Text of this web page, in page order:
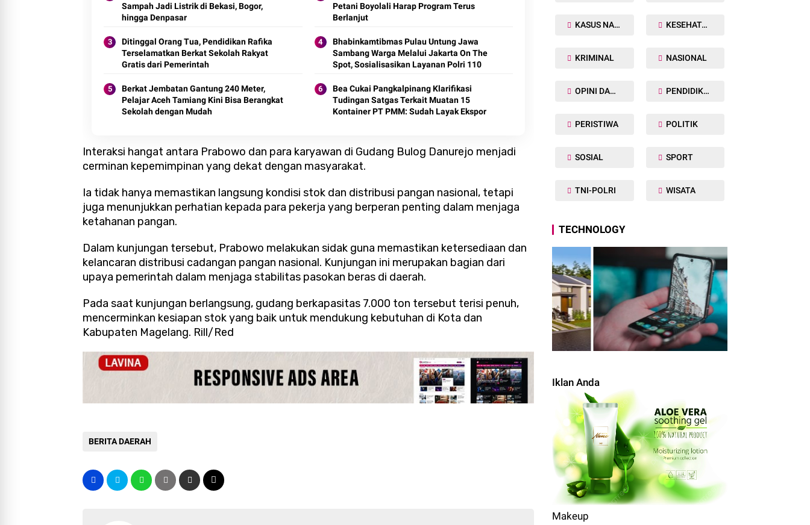
Sampah Jadi Listrik di Bekasi, Bogor,
hingga Denpasar
Petani Boyolali Harap Program Terus
Berlanjut
Ditinggal Orang Tua, Pendidikan Rafika
Terselamatkan Berkat Sekolah Rakyat
Gratis dari Pemerintah
Bhabinkamtibmas Pulau Untung Jawa
Sambang Warga Melalui Jakarta On The
Spot, Sosialisasikan Layanan Polri 110
Berkat Jembatan Gantung 240 Meter,
Pelajar Aceh Tamiang Kini Bisa Berangkat
Sekolah dengan Mudah
Bea Cukai Pangkalpinang Klarifikasi
Tudingan Satgas Terkait Muatan 15
Kontainer PT PMM: Sudah Layak Ekspor
Interaksi hangat antara Prabowo dan para karyawan di Gudang Bulog Danurejo menjadi
cerminan kepemimpinan yang dekat dengan masyarakat.
Ia tidak hanya memastikan langsung kondisi stok dan distribusi pangan nasional, tetapi
juga menunjukkan perhatian kepada para pekerja yang berperan penting dalam menjaga
ketahanan pangan.
Dalam kunjungan tersebut, Prabowo melakukan sidak guna memastikan ketersediaan dan
kelancaran distribusi cadangan pangan nasional. Kunjungan ini merupakan bagian dari
upaya pemerintah dalam menjaga stabilitas pasokan beras di daerah.
Pada saat kunjungan berlangsung, gudang berkapasitas 7.000 ton tersebut terisi penuh,
mencerminkan kesiapan stok yang baik untuk mendukung kebutuhan di Kota dan
Kabupaten Magelang. Rill/Red
BERITA DAERAH
KASUS NARKOBA KESEHATAN TUBUH
KRIMINAL NASIONAL
OPINI DAN ARTIKEL PENDIDIKAN
PERISTIWA POLITIK
SOSIAL SPORT
TNI-POLRI WISATA
TECHNOLOGY
Iklan Anda
Makeup